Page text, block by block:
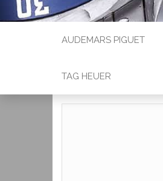
AUDEMARS PIGUET
TAG HEUER